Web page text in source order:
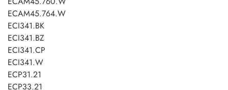
ECAM45.764.W
ECI341.BK
ECI341.BZ
ECI341.CP
ECI341.W
ECP31.21
ECP33.21